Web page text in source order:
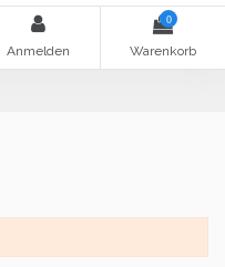
Anmelden
0
Warenkorb